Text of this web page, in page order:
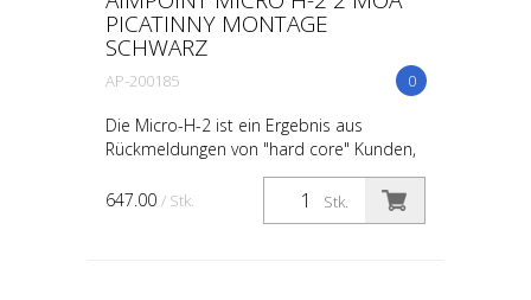
PICATINNY MONTAGE
SCHWARZ
0
AP-200185
Die Micro-H-2 ist ein Ergebnis aus
Rückmeldungen von "hard core" Kunden,
welche ein noch robusteres Micro
Zielgerät wünschten. Mit dem neu
gestallteten und verstärkten Ge...
Stk.
647.00 / Stk.